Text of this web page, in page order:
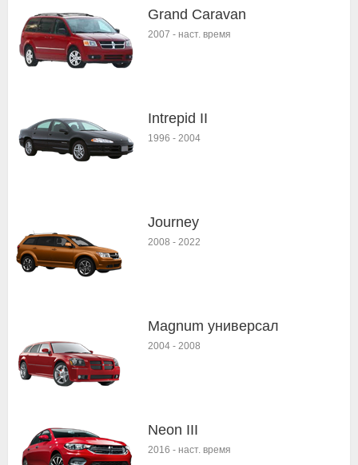
Grand Caravan
2007 - наст. время
Intrepid II
1996 - 2004
Journey
2008 - 2022
Magnum универсал
2004 - 2008
Neon III
2016 - наст. время